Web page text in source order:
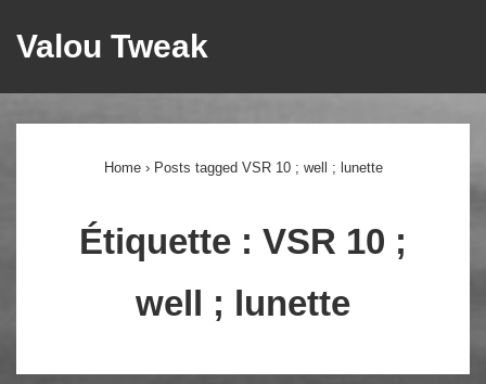
passer
Valou Tweak
Home › Posts tagged VSR 10 ; well ; lunette
Étiquette : VSR 10 ;
well ; lunette